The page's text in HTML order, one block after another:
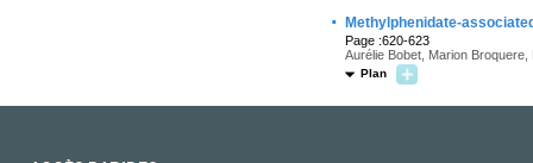
· Methylphenidate-
Page :620-623
Aurélie Bobet, Marion Broquere,
Plan